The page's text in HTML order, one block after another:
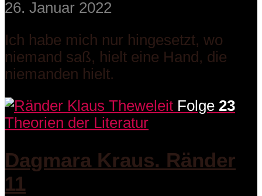
26. Januar 2022
Ich habe mich nur hingesetzt, wo
niemand saß, hielt eine Hand, die
niemanden hielt.
Folge 23
Theorien der Literatur
Dagmara Kraus. Ränder
11